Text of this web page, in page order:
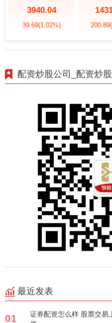
3940.04
39.69(1.02%) 200.89
配资炒股公司_配资炒
最近发表
01
证券配资怎么样 股票交易